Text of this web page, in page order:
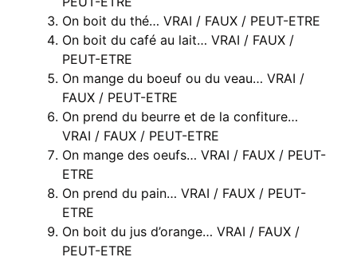
On boit du thé… VRAI / FAUX / PEUT-ETRE
On boit du café au lait… VRAI / FAUX /
PEUT-ETRE
On mange du boeuf ou du veau… VRAI /
FAUX / PEUT-ETRE
On prend du beurre et de la confiture…
VRAI / FAUX / PEUT-ETRE
On mange des oeufs… VRAI / FAUX / PEUT-
ETRE
On prend du pain… VRAI / FAUX / PEUT-
ETRE
On boit du jus d’orange… VRAI / FAUX /
PEUT-ETRE